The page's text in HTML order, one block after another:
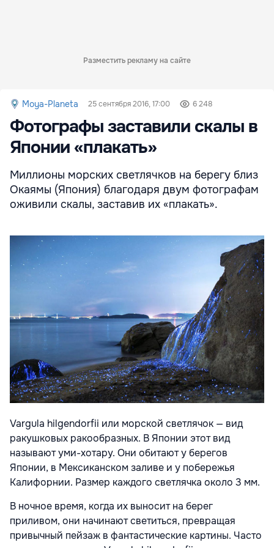
Разместить рекламу на сайте
Moya-Planeta 25 сентября 2016, 17:00 6 248
Фотографы заставили скалы в
Японии «плакать»
Миллионы морских светлячков на берегу близ
Окаямы (Япония) благодаря двум фотографам
оживили скалы, заставив их «плакать».
Vargula hilgendorfii или морской светлячок — вид
ракушковых ракообразных. В Японии этот вид
называют уми-хотару. Они обитают у берегов
Японии, в Мексиканском заливе и у побережья
Калифорнии. Размер каждого светлячка около 3 мм.
В ночное время, когда их выносит на берег
приливом, они начинают светиться, превращая
привычный пейзаж в фантастические картины. Часто